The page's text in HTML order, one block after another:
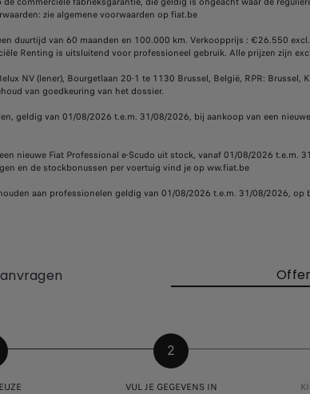
zie algemene voorwaarden op fiat.be
duurtijd van 60 maanden en 100.000 km. Verkoopprijs : €26.550
Renting is uitsluitend voor professioneel gebruik. Alle prijzen zijn
NV (lener), Bourgetlaan 20-1 te 1130 Brussel, België, RPR:
van goedkeuring van het dossier.
geldig van 01/08/2026 t.e.m. 31/08/2026, bij aankoop van een
nieuwe Fiat Professional e-Scudo uit stock, vanaf 01/08/2026
en de stockbonussen per voertuig vind je op ww.fiat.be
aan professionelen geldig van 01/08/2026 t.e.m. 31/08/2026,
2
VUL JE GEGEVENS IN